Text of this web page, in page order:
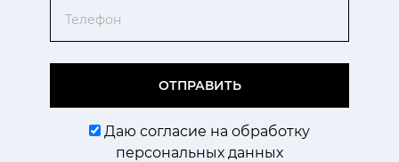
ОТПРАВИТЬ
Даю согласие на обработку
персональных данных